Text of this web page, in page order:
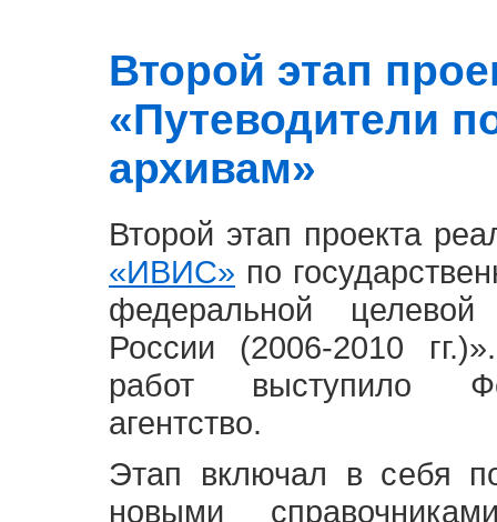
Второй этап
«Путеводители
архивам»
Второй этап проекта
«ИВИС» по
федеральной
России (2006-2010
работ выступило
агентство.
Этап включал в себя
новыми